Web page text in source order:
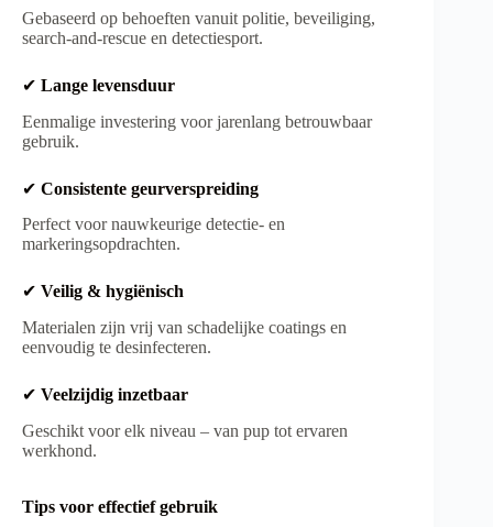
Gebaseerd op behoeften vanuit politie, beveiliging,
search-and-rescue en detectiesport.
✔ Lange levensduur
Eenmalige investering voor jarenlang betrouwbaar
gebruik.
✔ Consistente geurverspreiding
Perfect voor nauwkeurige detectie- en
markeringsopdrachten.
✔ Veilig & hygiënisch
Materialen zijn vrij van schadelijke coatings en
eenvoudig te desinfecteren.
✔ Veelzijdig inzetbaar
Geschikt voor elk niveau – van pup tot ervaren
werkhond.
Tips voor effectief gebruik